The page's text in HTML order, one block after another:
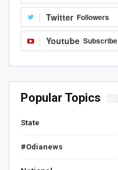
Twitter Followers
Youtube Subscribe
Popular Topics
State
#Odianews